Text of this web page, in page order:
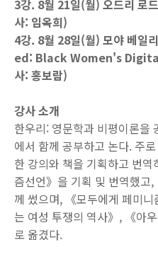
3강. 8월 21일(월) 오드리 로
사: 임옥희)
4강. 8월 28일(월) 모야 베
ed: Black Women's
사: 홍보람)
강사 소개
한우리: 영문학과 비평이론을
에서 함께 공부하고 논다. 주
한 강의와 책을 기획하고 번
즘선언》을 기획 및 번역했
께 썼으며, 《모두에게 페미
는 여성 투쟁의 역사》, 《아
로 옮겼다.